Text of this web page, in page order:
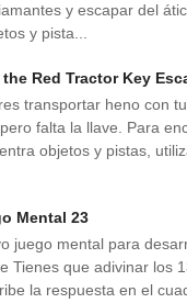
y escapar del
y pista...
Red Tractor Key
transportar heno con
falta la llave. Para
objetos y pistas,
Mental 23
juego mental para
Tienes que adivinar los
la respuesta en el